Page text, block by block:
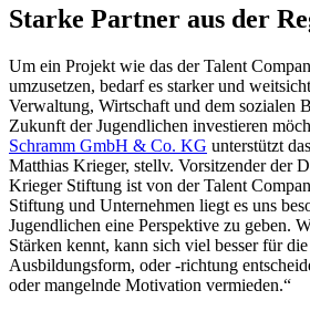
Starke Partner aus der
Um ein Projekt wie das der Talent
umzusetzen, bedarf es starker und
Verwaltung, Wirtschaft und dem sozialen
Zukunft der Jugendlichen investieren
Schramm GmbH & Co. KG unterstützt
Matthias Krieger, stellv. Vorsitzender der
Krieger Stiftung ist von der Talent
Stiftung und Unternehmen liegt es uns
Jugendlichen eine Perspektive zu geben.
Stärken kennt, kann sich viel besser für
Ausbildungsform, oder -richtung
oder mangelnde Motivation vermieden.“